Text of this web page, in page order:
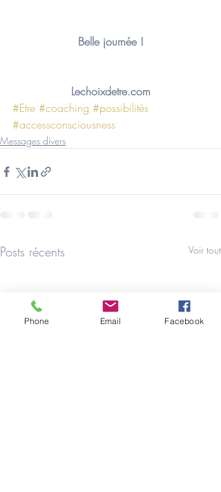
Belle journée !
Lechoixdetre.com
#Etre #coaching #possibilités
#accessconsciousness
Messages divers
Posts récents Voir tout
Phone Email Facebook